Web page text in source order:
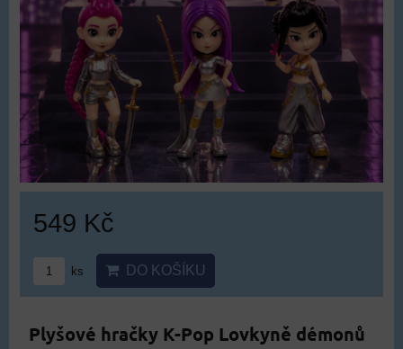
549 Kč
ks DO KOŠÍKU
Plyšové hračky K-Pop Lovkyně démonů